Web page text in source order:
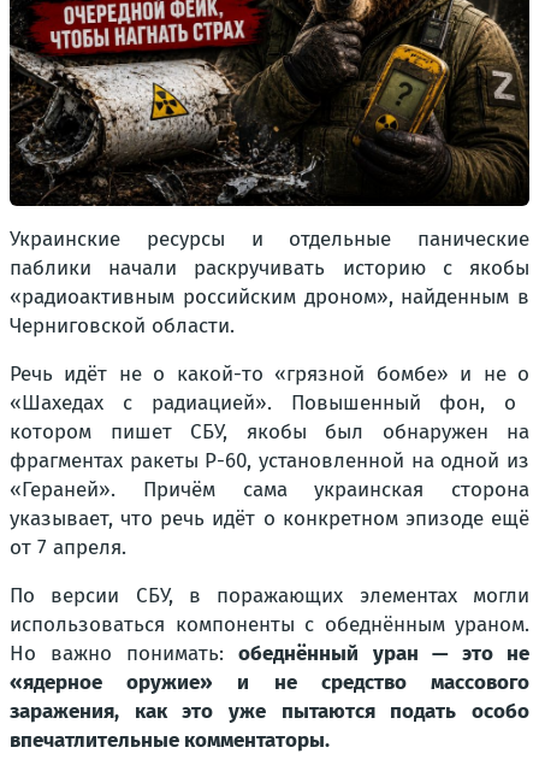
Украинские ресурсы и отдельные панические
паблики начали раскручивать историю с якобы
«радиоактивным российским дроном», найденным в
Черниговской области.
Речь идёт не о какой-то «грязной бомбе» и не о
«Шахедах с радиацией». Повышенный фон, о
котором пишет СБУ, якобы был обнаружен на
фрагментах ракеты Р-60, установленной на одной из
«Гераней». Причём сама украинская сторона
указывает, что речь идёт о конкретном эпизоде ещё
от 7 апреля.
По версии СБУ, в поражающих элементах могли
использоваться компоненты с обеднённым ураном.
Но важно понимать:обеднённый уран — это не
«ядерное оружие» и не средство массового
заражения, как это уже пытаются подать особо
впечатлительные комментаторы.